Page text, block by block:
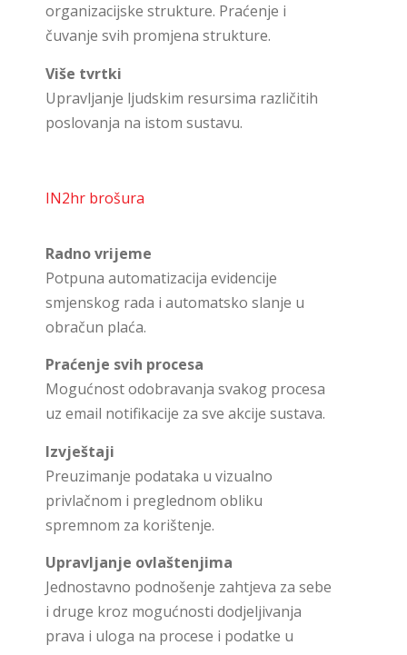
organizacijske strukture. Praćenje i
čuvanje svih promjena strukture.
Više tvrtki
Upravljanje ljudskim resursima različitih
poslovanja na istom sustavu.
IN2hr brošura
Radno vrijeme
Potpuna automatizacija evidencije
smjenskog rada i automatsko slanje u
obračun plaća.
Praćenje svih procesa
Mogućnost odobravanja svakog procesa
uz email notifikacije za sve akcije sustava.
Izvještaji
Preuzimanje podataka u vizualno
privlačnom i preglednom obliku
spremnom za korištenje.
Upravljanje ovlaštenjima
Jednostavno podnošenje zahtjeva za sebe
i druge kroz mogućnosti dodjeljivanja
prava i uloga na procese i podatke u